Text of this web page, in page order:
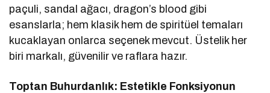
paçuli, sandal ağacı, dragon’s blood gibi
esanslarla; hem klasik hem de spiritüel temaları
kucaklayan onlarca seçenek mevcut. Üstelik her
biri markalı, güvenilir ve raflara hazır.
Toptan Buhurdanlık: Estetikle Fonksiyonun